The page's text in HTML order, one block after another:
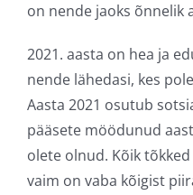
on nende jaoks õnnelik
2021. aasta on hea ja
nende lähedasi, kes
Aasta 2021 osutub
pääsete möödunud
olete olnud. Kõik
vaim on vaba kõigist